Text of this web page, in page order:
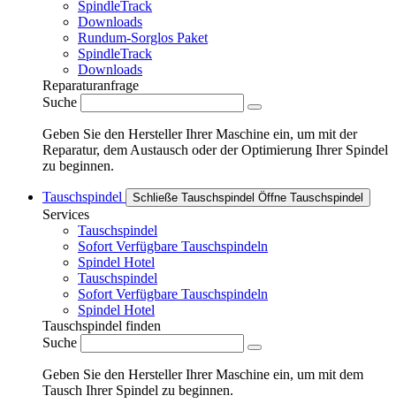
SpindleTrack
Downloads
Rundum-Sorglos Paket
SpindleTrack
Downloads
Reparaturanfrage
Suche
Geben Sie den Hersteller Ihrer Maschine ein, um mit der
Reparatur, dem Austausch oder der Optimierung Ihrer Spindel
zu beginnen.
Tauschspindel Schließe Tauschspindel Öffne Tauschspindel
Services
Tauschspindel
Sofort Verfügbare Tauschspindeln
Spindel Hotel
Tauschspindel
Sofort Verfügbare Tauschspindeln
Spindel Hotel
Tauschspindel finden
Suche
Geben Sie den Hersteller Ihrer Maschine ein, um mit dem
Tausch Ihrer Spindel zu beginnen.